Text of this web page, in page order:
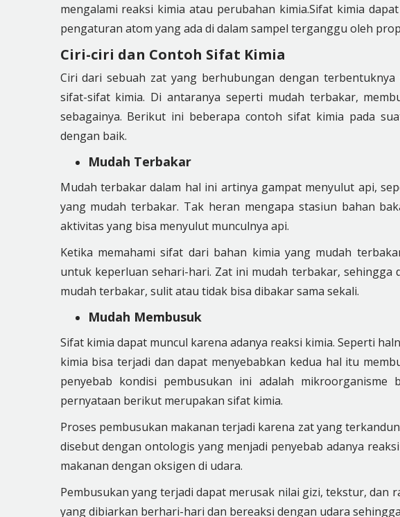
mengalami reaksi kimia atau perubahan kimia.Sifat kimia
pengaturan atom yang ada di dalam sampel terganggu oleh
Ciri-ciri dan Contoh Sifat Kimia
Ciri dari sebuah zat yang berhubungan dengan
sifat-sifat kimia. Di antaranya seperti mudah terbakar,
sebagainya. Berikut ini beberapa contoh sifat kimia pada
dengan baik.
Mudah Terbakar
Mudah terbakar dalam hal ini artinya gampat menyulut api,
yang mudah terbakar. Tak heran mengapa stasiun bahan
aktivitas yang bisa menyulut munculnya api.
Ketika memahami sifat dari bahan kimia yang mudah
untuk keperluan sehari-hari. Zat ini mudah terbakar, sehingga
mudah terbakar, sulit atau tidak bisa dibakar sama sekali.
Mudah Membusuk
Sifat kimia dapat muncul karena adanya reaksi kimia. Seperti
kimia bisa terjadi dan dapat menyebabkan kedua hal itu
penyebab kondisi pembusukan ini adalah
pernyataan berikut merupakan sifat kimia.
Proses pembusukan makanan terjadi karena zat yang
disebut dengan ontologis yang menjadi penyebab adanya
makanan dengan oksigen di udara.
Pembusukan yang terjadi dapat merusak nilai gizi, tekstur, dan
yang dibiarkan berhari-hari dan bereaksi dengan udara